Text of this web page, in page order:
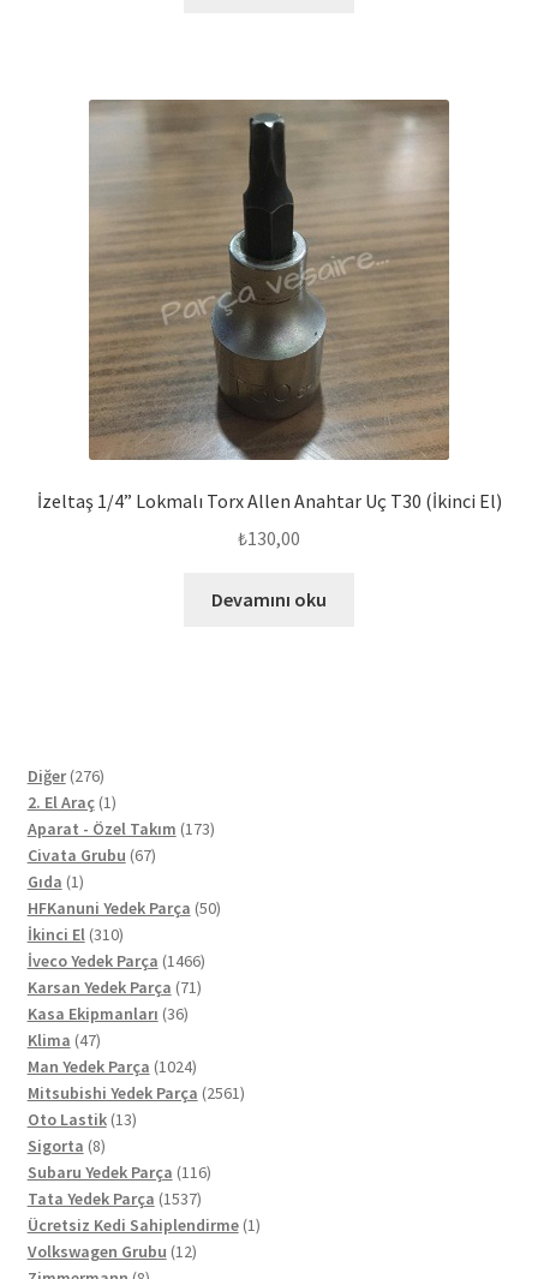
İzeltaş 1/4” Lokmalı Torx Allen Anahtar Uç T30 (İkinci El)
₺130,00
Devamını oku
Diğer 276276
ürün
2. El Araç 11
ürün
Aparat - Özel Takım 173173
Civata Grubu 6767
Gıda 11
ürün
HFKanuni Yedek Parça 5050
İkinci El 310310
ürün
İveco Yedek Parça 14661466
ürün
Karsan Yedek Parça 7171
Kasa Ekipmanları 3636
Klima 4747
ürün
Man Yedek Parça 10241024
ürün
Mitsubishi Yedek Parça 25612561
Oto Lastik 1313
Sigorta 88
ürün
Subaru Yedek Parça 116116
Tata Yedek Parça 15371537
ürün
Ücretsiz Kedi Sahiplendirme 11
Volkswagen Grubu 1212